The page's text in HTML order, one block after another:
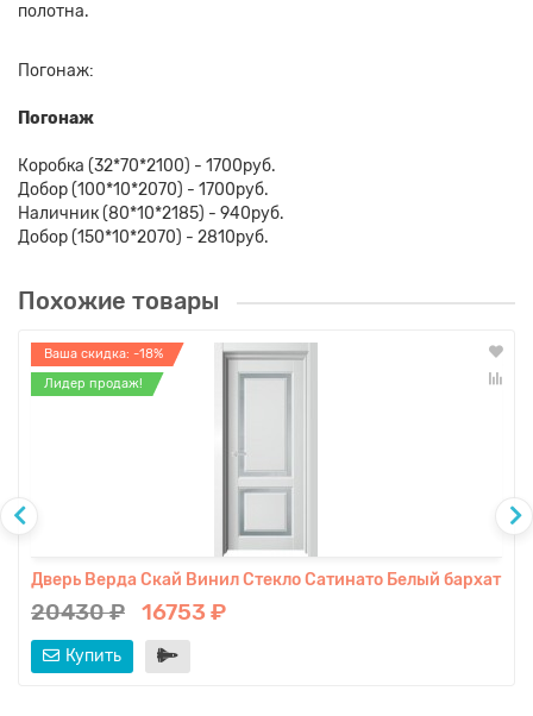
полотна.
Погонаж:
Погонаж
Коробка (32*70*2100) - 1700руб.
Добор (100*10*2070) - 1700руб.
Наличник (80*10*2185) - 940руб.
Добор (150*10*2070) - 2810руб.
Похожие товары
Ваша скидка: -18%
Лидер продаж!
Дверь Верда Скай Винил Стекло Сатинато Белый бархат
20430 ₽ 16753 ₽
Купить